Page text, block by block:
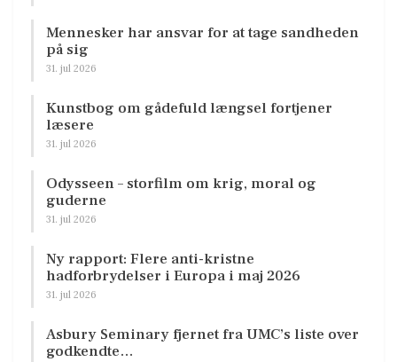
Mennesker har ansvar for at tage sandheden
på sig
31. jul 2026
Kunstbog om gådefuld længsel fortjener
læsere
31. jul 2026
Odysseen – storfilm om krig, moral og
guderne
31. jul 2026
Ny rapport: Flere anti-kristne
hadforbrydelser i Europa i maj 2026
31. jul 2026
Asbury Seminary fjernet fra UMC’s liste over
godkendte…